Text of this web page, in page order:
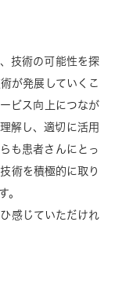
技術の可能性を探
が発展していくこ
ビス向上につなが
解し、適切に活用
も患者さんにとっ
術を積極的に取り
。
感じていただけれ